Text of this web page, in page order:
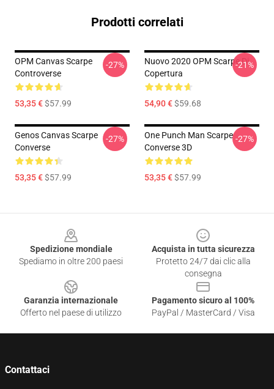
Prodotti correlati
OPM Canvas Scarpe
Controverse
53,35 €$57.99
-27%
Nuovo 2020 OPM Scarpe Di
Copertura
54,90 €$59.68
-21%
Genos Canvas Scarpe
Converse
53,35 €$57.99
-27%
One Punch Man Scarpe
Converse 3D
53,35 €$57.99
-27%
Spedizione mondiale
Spediamo in oltre 200 paesi
Acquista in tutta sicurezza
Protetto 24/7 dai clic alla
consegna
Garanzia internazionale
Offerto nel paese di utilizzo
Pagamento sicuro al 100%
PayPal / MasterCard / Visa
Contattaci